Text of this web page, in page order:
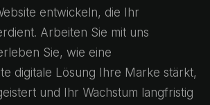
entwickeln, die Ihr
Arbeiten Sie mit uns
Sie, wie eine
digitale Lösung Ihre Marke stärkt,
und Ihr Wachstum langfristig